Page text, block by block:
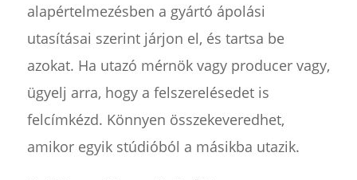
alapértelmezésben a gyártó ápolási
utasításai szerint járjon el, és tartsa be
azokat. Ha utazó mérnök vagy producer vagy,
ügyelj arra, hogy a felszerelésedet is
felcímkézd. Könnyen összekeveredhet,
amikor egyik stúdióból a másikba utazik.